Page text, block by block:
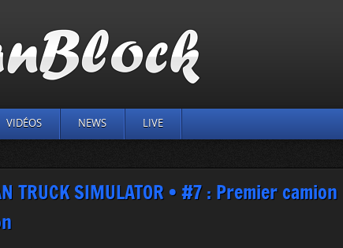
VIDÉOS NEWS LIVE
TRUCK SIMULATOR • #7 : Premier camion